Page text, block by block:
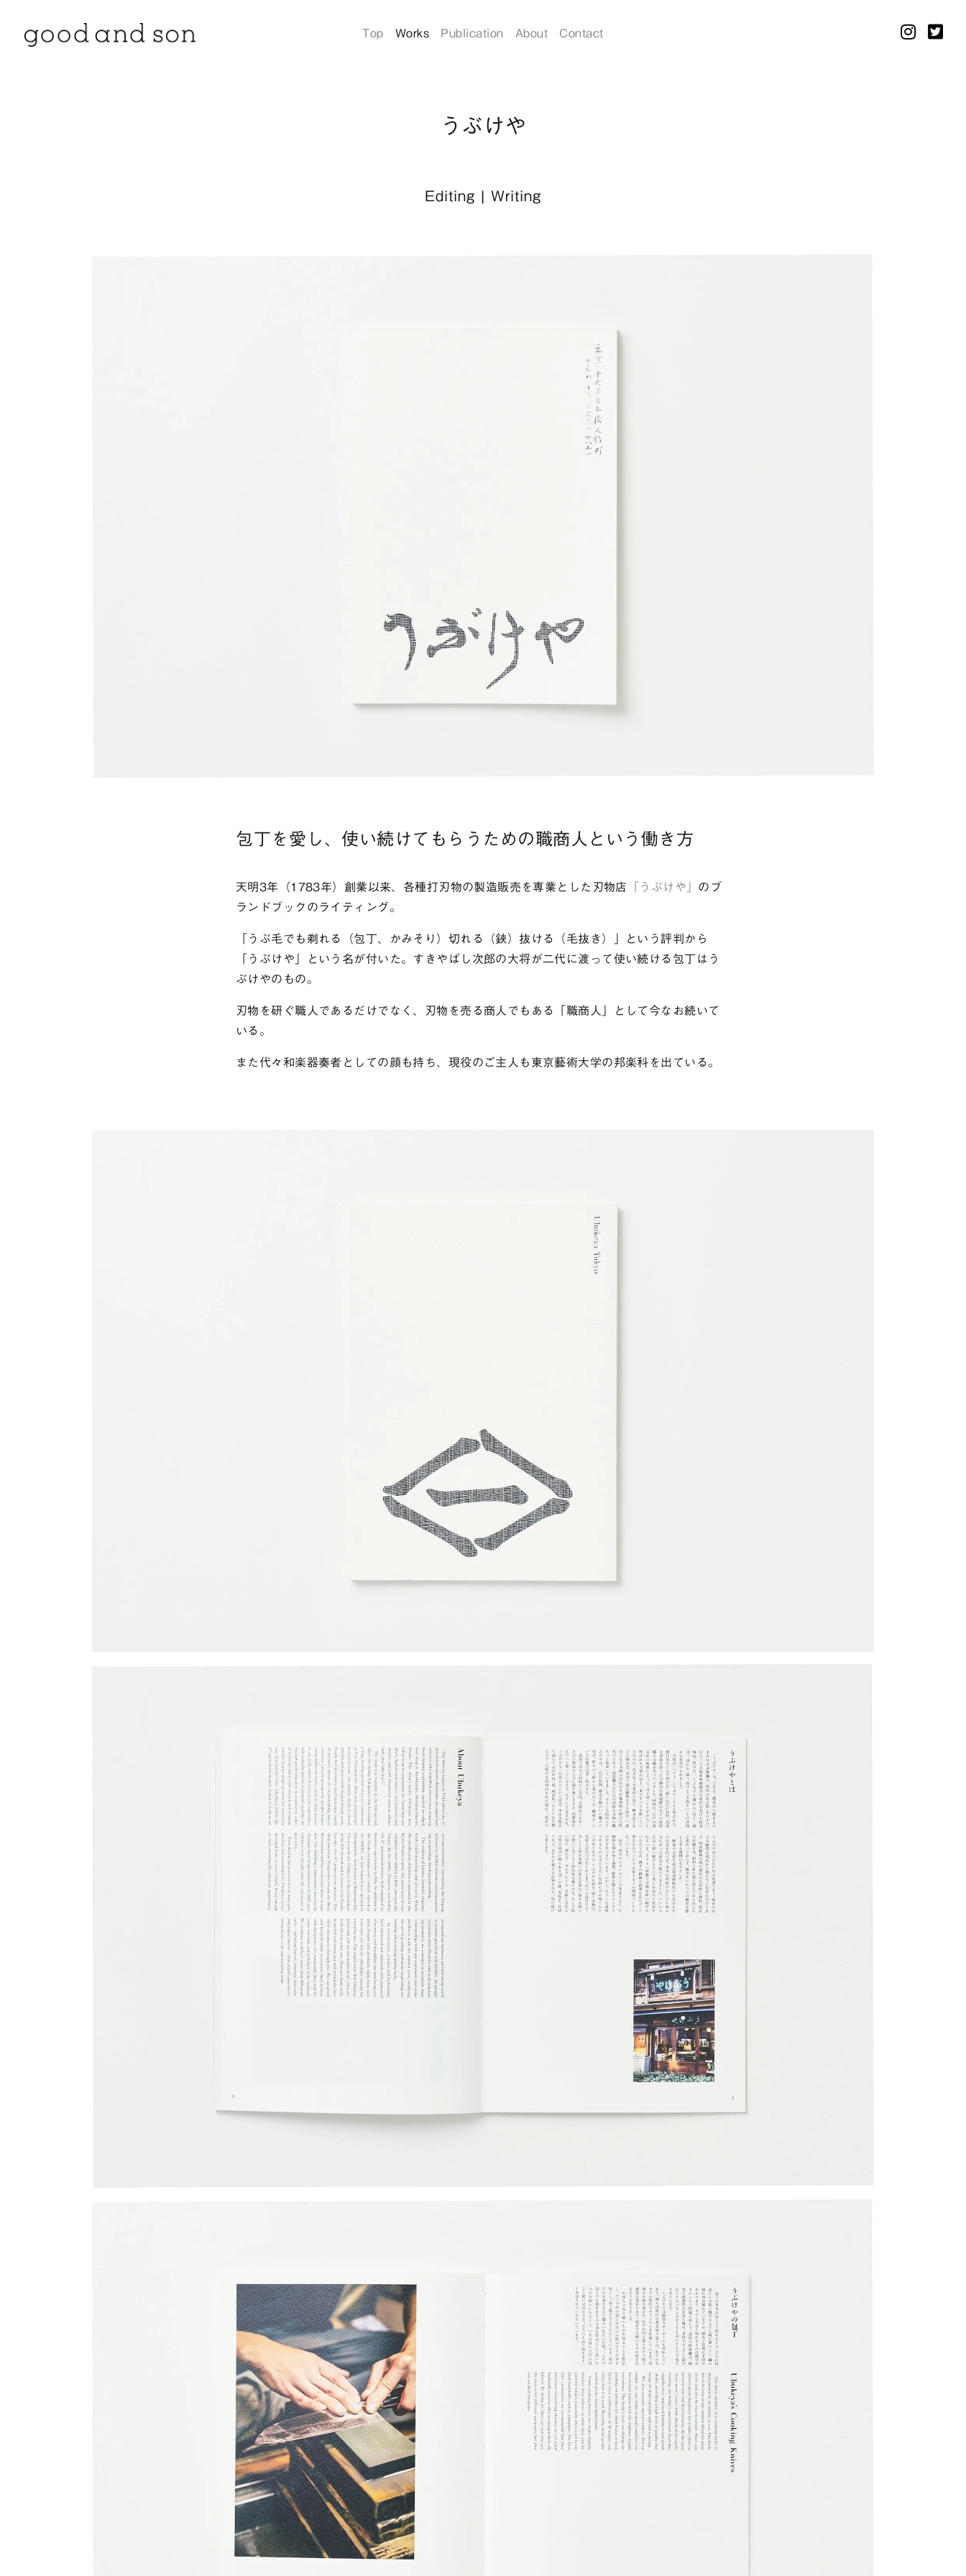
Top Works Publication About Contact
うぶけや
Editing | Writing
包丁を愛し、使い続けてもらうための職商人という働き方
天明3年（1783年）創業以来、各種打刃物の製造販売を専業とした刃物店 「うぶけや」 のブ
ランドブックのライティング。
「うぶ毛でも剃れる（包丁、かみそり）切れる（鋏）抜ける（毛抜き）」という評判から
「うぶけや」という名が付いた。すきやばし次郎の大将が二代に渡って使い続ける包丁はう
ぶけやのもの。
刃物を研ぐ職人であるだけでなく、刃物を売る商人でもある「職商人」として今なお続いて
いる。
また代々和楽器奏者としての顔も持ち、現役のご主人も東京藝術大学の邦楽科を出ている。